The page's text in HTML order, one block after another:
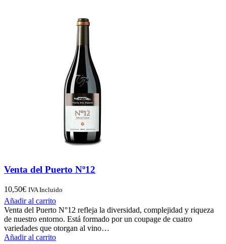
Venta del Puerto Nº12
10,50€ IVA Incluido
Añadir al carrito
Venta del Puerto N°12 refleja la diversidad, complejidad y riqueza
de nuestro entorno. Está formado por un coupage de cuatro
variedades que otorgan al vino…
Añadir al carrito